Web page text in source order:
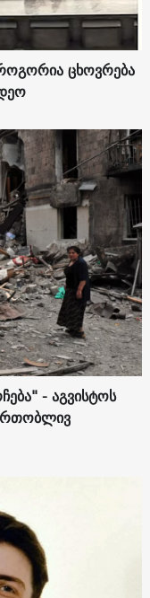
ცხოვრება
- აგვისტოს